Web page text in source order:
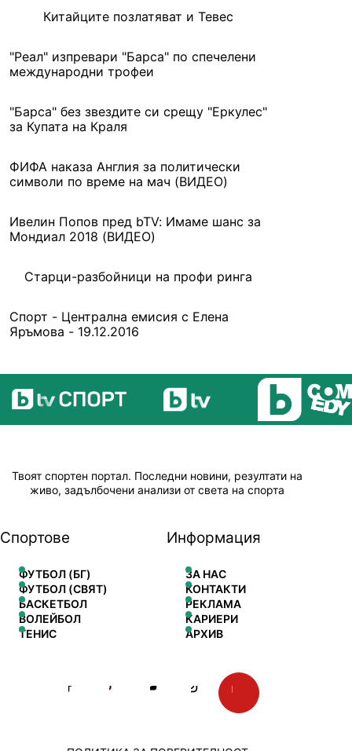
Китайците позлатяват и Тевес
"Реал" изпревари "Барса" по спечелени
международни трофеи
"Барса" без звездите си срещу "Еркулес"
за Купата на Краля
ФИФА наказа Англия за политически
символи по време на мач (ВИДЕО)
Ивелин Попов пред bTV: Имаме шанс за
Мондиал 2018 (ВИДЕО)
Старци-разбойници на профи ринга
Спорт - Централна емисия с Елена
Яръмова - 19.12.2016
Твоят спортен портал. Последни новини, резултати на
живо, задълбочени анализи от света на спорта
Спортове
ФУТБОЛ (БГ)
ФУТБОЛ (СВЯТ)
БАСКЕТБОЛ
ВОЛЕЙБОЛ
ТЕНИС
Информация
ЗА НАС
КОНТАКТИ
РЕКЛАМА
КАРИЕРИ
АРХИВ